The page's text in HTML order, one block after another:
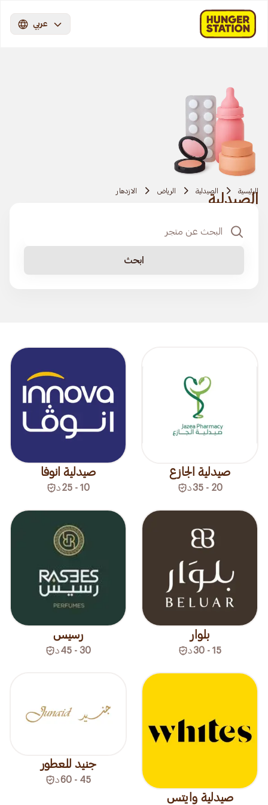
عربي
الرئيسية الصيدلية الرياض الازدهار
الصيدلية
ابحث
صيدلية الجازع
20 - 35 د
صيدلية انوفا
10 - 25 د
بلوار
15 - 30 د
رسيس
30 - 45 د
صيدلية وايتس
جنيد للعطور
45 - 60 د